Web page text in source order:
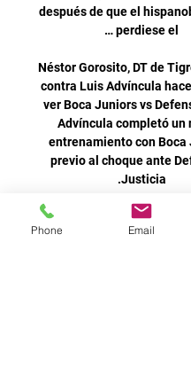
Phone Email